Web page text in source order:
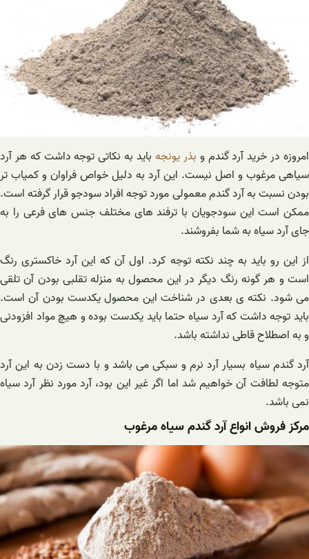
امروزه در خرید آرد گندم و بذر یونجه باید به نکاتی توجه داشت که هر آرد
سیاهی مرغوب و اصل نیست. این آرد به دلیل خواص فراوان و کمیاب تر
بودن نسبت به آرد گندم معمولی مورد توجه افراد سودجو قرار گرفته است.
ممکن است این سودجویان با ترفند های مختلف جنس های فرعی را به
جای آرد سیاه به شما بفروشند.
از این رو باید به چند نکته توجه کرد. اول آن که این آرد خاکستری رنگ
است و هر گونه رنگ دیگر در این محصول به منزله تقلبی بودن آن تلقی
می شود. نکته ی بعدی در شناخت این محصول یکدست بودن آن است.
باید توجه داشت که آرد سیاه حتما باید یکدست بوده و هیچ مواد افزودنی
و به اصطلاح قاطی نداشته باشد.
آرد گندم سیاه بسیار آرد نرم و سبکی می باشد و با دست زدن به این آرد
متوجه لطافت آن خواهیم شد اما اگر غیر این بود، آرد مورد نظر آرد سیاه
نمی باشد.
مرکز فروش انواع آرد گندم سیاه مرغوب